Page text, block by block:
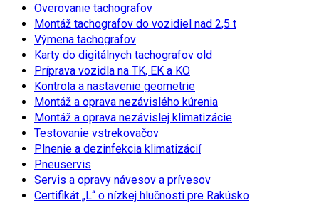
Overovanie tachografov
Montáž tachografov do vozidiel nad 2,5 t
Výmena tachografov
Karty do digitálnych tachografov old
Príprava vozidla na TK, EK a KO
Kontrola a nastavenie geometrie
Montáž a oprava nezávislého kúrenia
Montáž a oprava nezávislej klimatizácie
Testovanie vstrekovačov
Plnenie a dezinfekcia klimatizácií
Pneuservis
Servis a opravy návesov a prívesov
Certifikát „L“ o nízkej hlučnosti pre Rakúsko